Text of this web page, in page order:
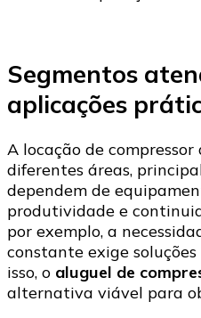
Segmentos
aplicações
A locação de
diferentes áreas,
dependem de
produtividade e
por exemplo, a
constante exige
isso, o aluguel de
alternativa viável para